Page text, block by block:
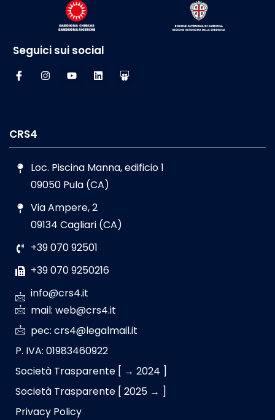
Seguici sui social
CRS4
Loc. Piscina Manna, edificio 1
09050 Pula (CA)
Via Ampere, 2
09134 Cagliari (CA)
+39 070 92501
+39 070 9250216
info@crs4.it
mail: web@crs4.it
pec: crs4@legalmail.it
P. IVA: 01983460922
Società Trasparente [ → 2024 ]
Società Trasparente [ 2025 → ]
Privacy Policy